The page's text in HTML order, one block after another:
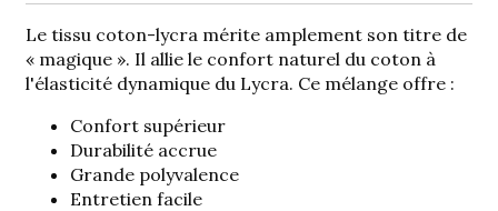
Le tissu coton-lycra mérite amplement son titre de
« magique ». Il allie le confort naturel du coton à
l'élasticité dynamique du Lycra. Ce mélange offre :
Confort supérieur
Durabilité accrue
Grande polyvalence
Entretien facile